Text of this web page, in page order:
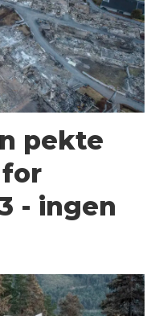
pekte
- ingen